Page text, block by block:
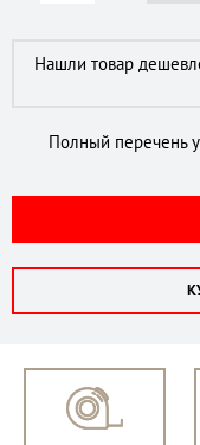
Нашли товар
Полный перечень